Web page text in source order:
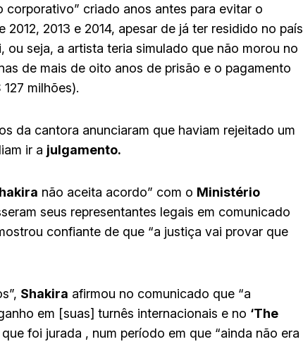
corporativo” criado anos antes para evitar o
2013 e 2014, apesar de já ter residido no país
ou seja, a artista teria simulado que não morou no
de mais de oito anos de prisão e o pagamento
milhões).
da cantora anunciaram que haviam rejeitado um
ir a julgamento.
não aceita acordo” com o Ministério
seus representantes legais em comunicado
confiante de que “a justiça vai provar que
Shakira afirmou no comunicado que “a
em [suas] turnês internacionais e no ‘The
foi jurada , num período em que “ainda não era